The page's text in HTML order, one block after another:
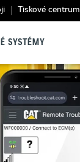
Tiskové centrum
SYSTÉMY